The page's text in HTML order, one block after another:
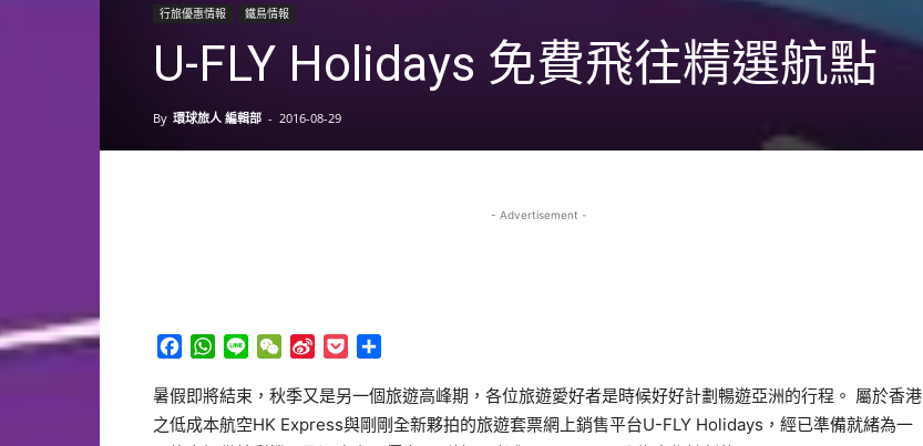
行旅優惠情報 鐵鳥情報
U-FLY Holidays 免費飛往精選航點
By 環球旅人 編輯部 - 2016-08-29
- Advertisement -
Facebook
WhatsApp
Line WeChat
Sina
Pocket
暑假即將結束，秋季又是另一個旅遊高峰期，各位旅遊愛好者是時候好好計劃暢遊亞洲的行程。 屬於香港
之低成本航空HK Express與剛剛全新夥拍的旅遊套票網上銷售平台U-FLY Holidays，經已準備就緒為一